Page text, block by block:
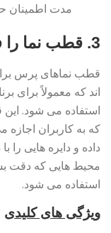
مدت اطمینان
3. قطب نما را فشار دهید
قطب نماهای پرس
اند که معمولاً برای
استفاده می شود.
که به کاربران
داده و دایره هایی
محیط هایی که دقت
استفاده می شود.
ویژگی های کلیدی